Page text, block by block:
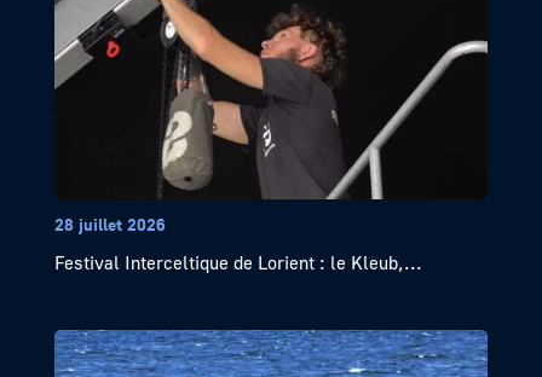
28 juillet 2026
Festival Interceltique de Lorient : le Kleub,...